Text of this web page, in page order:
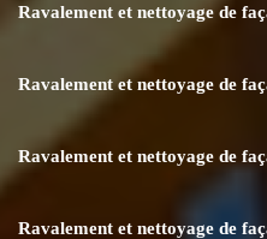
Ravalement et nettoyage de
Ravalement et nettoyage de
Ravalement et nettoyage de
Ravalement et nettoyage de